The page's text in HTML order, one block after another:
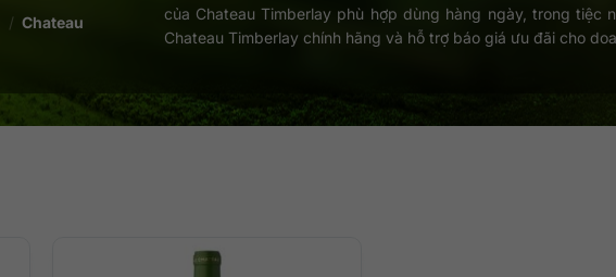
/ Chateau
của Chateau Timberlay phù hợp dùng hàng ngày, trong tiệc
Chateau Timberlay chính hãng và hỗ trợ báo giá ưu đãi cho